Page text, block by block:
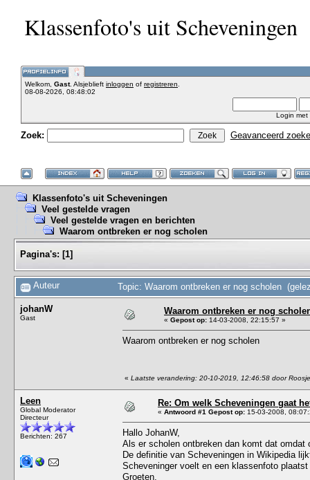
Klassenfoto's uit Scheveningen
Welkom, Gast. Alsjeblieft inloggen of registreren
08-08-2026, 08:48:02
Login met
Zoek: Geavanceerd
Klassenfoto's uit Scheveningen
Veel gestelde vragen
Veel gestelde vragen en berichten
Waarom ontbreken er nog scholen
Pagina's: [1]
Auteur Topic: Waarom ontbreken er nog scholen
johanW
Gast
Waarom ontbreken er nog
« Gepost op: 14-03-2008, 22:15:57 »
Waarom ontbreken er nog scholen
« Laatste verandering: 20-10-2019, 12:46:58 door Roosje
Leen
Global Moderator
Directeur
Berichten: 267
Re: Om welk Scheveningen gaat
« Antwoord #1 Gepost op: 15-03-2008,
Hallo JohanW,
Als er scholen ontbreken dan komt dat omdat
De definitie van Scheveningen in Wikipedia
Scheveninger voelt en een klassenfoto
Groeten,